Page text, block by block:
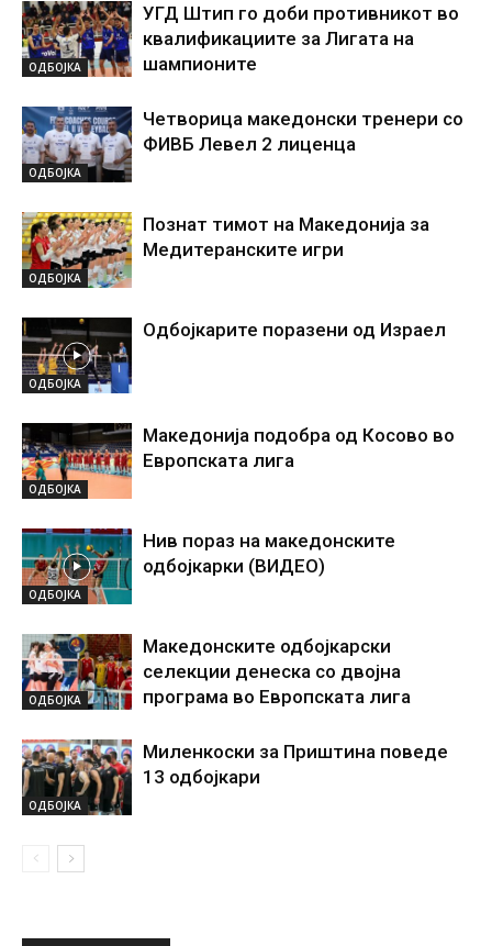
ОДБОЈКА
УГД Штип го доби противникот во
квалификациите за Лигата на
шампионите
ОДБОЈКА
Четворица македонски тренери со
ФИВБ Левел 2 лиценца
ОДБОЈКА
Познат тимот на Македонија за
Медитеранските игри
ОДБОЈКА
Одбојкарите поразени од Израел
ОДБОЈКА
Македонија подобра од Косово во
Европската лига
ОДБОЈКА
Нив пораз на македонските
одбојкарки (ВИДЕО)
ОДБОЈКА
Македонските одбојкарски
селекции денеска со двојна
програма во Европската лига
ОДБОЈКА
Миленкоски за Приштина поведе
13 одбојкари